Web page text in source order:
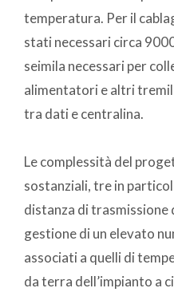
temperatura. Per il
stati necessari circa
seimila necessari per
alimentatori e altri
tra dati e centralina.
Le complessità del
sostanziali, tre in
distanza di
gestione di un elevato
associati a quelli di
da terra dell’impianto a